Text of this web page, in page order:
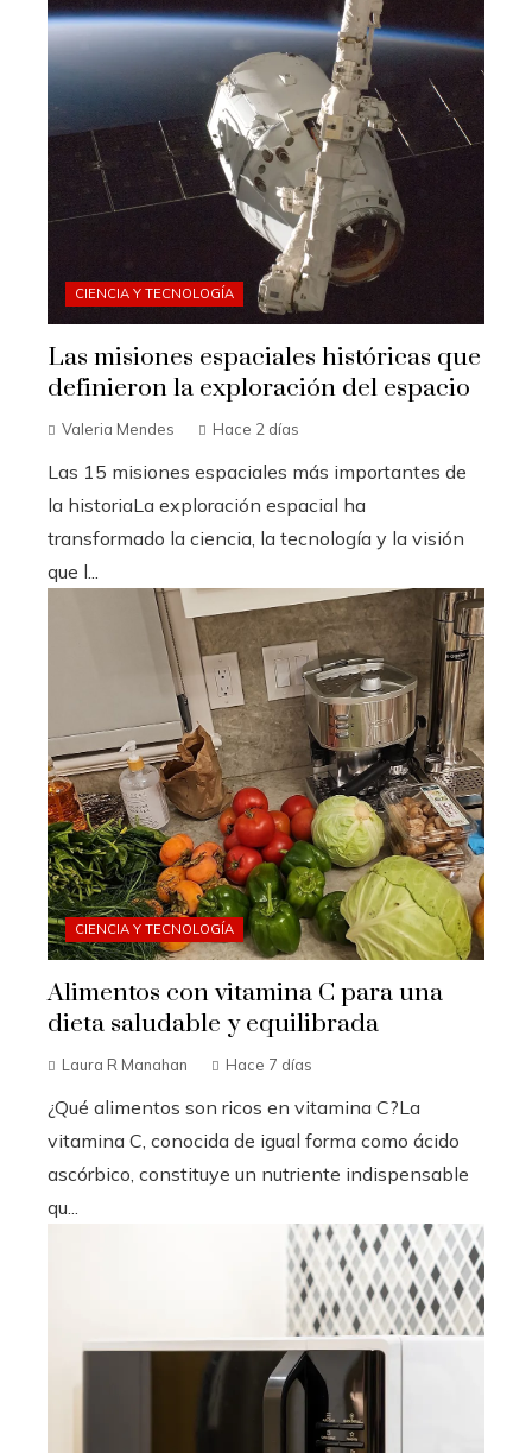
CIENCIA Y TECNOLOGÍA
Las misiones espaciales históricas que
definieron la exploración del espacio
Valeria Mendes Hace 2 días
Las 15 misiones espaciales más importantes de
la historiaLa exploración espacial ha
transformado la ciencia, la tecnología y la visión
que l...
CIENCIA Y TECNOLOGÍA
Alimentos con vitamina C para una
dieta saludable y equilibrada
Laura R Manahan Hace 7 días
¿Qué alimentos son ricos en vitamina C?La
vitamina C, conocida de igual forma como ácido
ascórbico, constituye un nutriente indispensable
qu...